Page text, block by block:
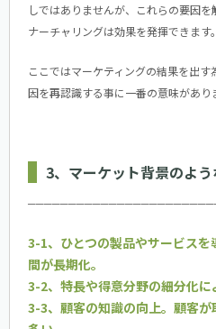
しではありませんが、これらの要因
ナーチャリングは効果を発揮できます。
ここではマーケティングの結果を出
因を再認識する事に一番の意味があり
3、マーケット背景のよ
3-1、ひとつの製品やサービス
間が長期化。
3-2、特長や得意分野の細分化に
3-3、顧客の知識の向上。顧客